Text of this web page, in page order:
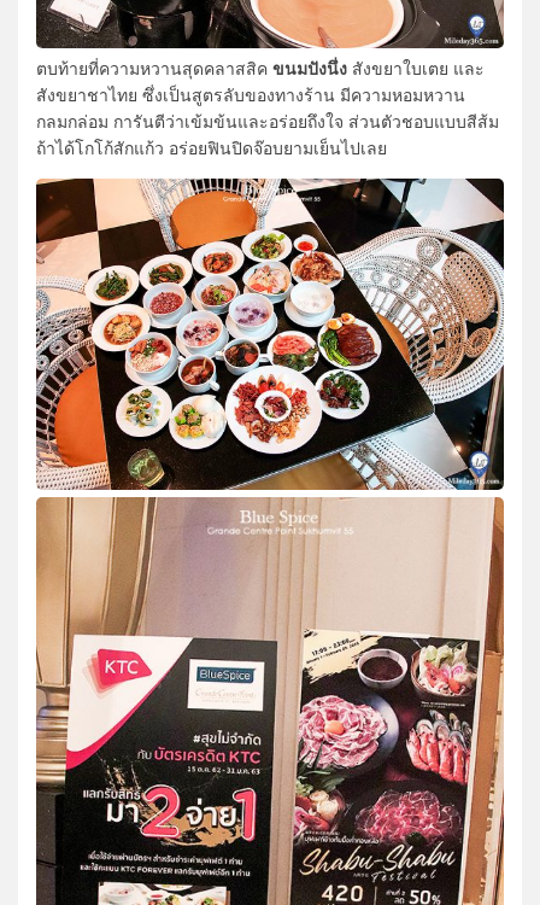
ตบท้ายที่ความหวานสุดคลาสสิค ขนมปังนึ่ง สังขยาใบเตย และ
สังขยาชาไทย ซึ่งเป็นสูตรลับของทางร้าน มีความหอมหวาน
กลมกล่อม การันตีว่าเข้มข้นและอร่อยถึงใจ ส่วนตัวชอบแบบสีส้ม
ถ้าได้โกโก้สักแก้ว อร่อยฟินปิดจ๊อบยามเย็นไปเลย